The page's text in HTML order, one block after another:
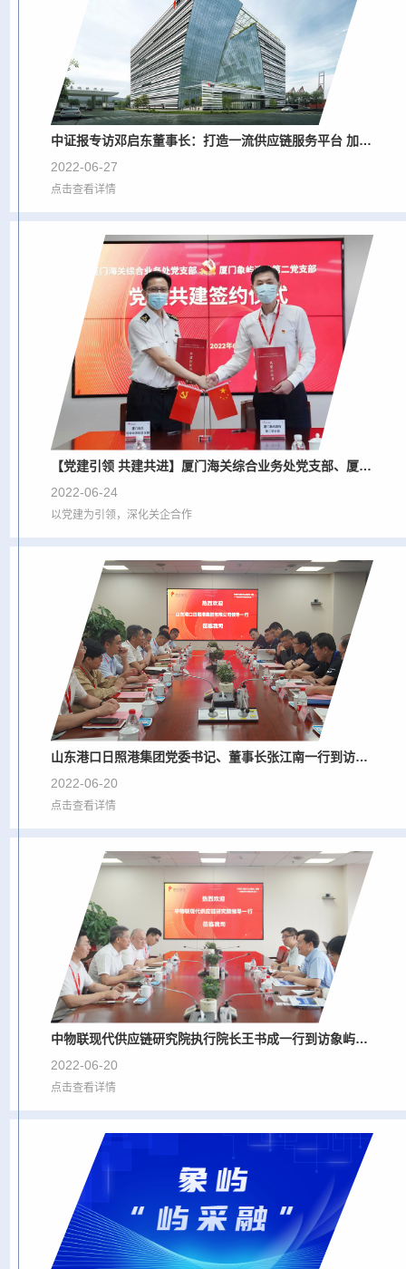
中证报专访邓启东董事长：打造一流供应链服务平台 加快数智化转型
2022-06-27
点击查看详情
【党建引领 共建共进】厦门海关综合业务处党支部、厦门象屿速传第二党支部举行共建签约暨启动仪式
2022-06-24
以党建为引领，深化关企合作
山东港口日照港集团党委书记、董事长张江南一行到访象屿股份
2022-06-20
点击查看详情
中物联现代供应链研究院执行院长王书成一行到访象屿股份
2022-06-20
点击查看详情